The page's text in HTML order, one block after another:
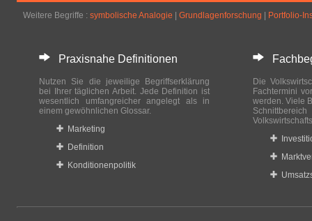
Weitere Begriffe : symbolische Analogie Grundlagenforschung Portfolio-
Praxisnahe Definitionen
Nutzen Sie die jeweilige Begriffserklärung
bei Ihrer täglichen Arbeit. Jede Definition ist
wesentlich umfangreicher angelegt als in
einem gewöhnlichen Glossar.
Marketing
Definition
Konditionenpolitik
Die
Fachtermini
werden. Viele